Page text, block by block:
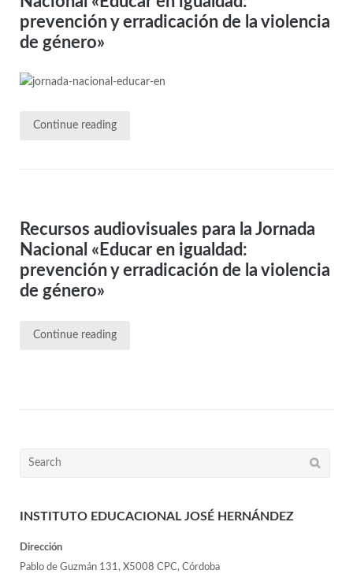
prevención y erradicación de la violencia
de género»
Continue reading
Recursos audiovisuales para la Jornada
Nacional «Educar en igualdad:
prevención y erradicación de la violencia
de género»
Continue reading
INSTITUTO EDUCACIONAL JOSÉ HERNÁNDEZ
Dirección
Pablo de Guzmán 131, X5008 CPC, Córdoba